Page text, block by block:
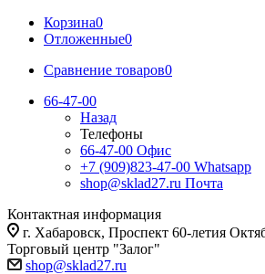
Корзина0
Отложенные0
Сравнение товаров0
66-47-00
Назад
Телефоны
66-47-00 Офис
+7 (909)823-47-00 Whatsapp
shop@sklad27.ru Почта
Контактная информация
г. Хабаровск, Проспект 60-летия
Торговый центр "Залог"
shop@sklad27.ru